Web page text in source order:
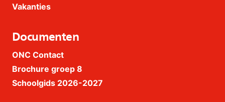
Vakanties
Documenten
ONC Contact
Brochure groep 8
Schoolgids 2026-2027